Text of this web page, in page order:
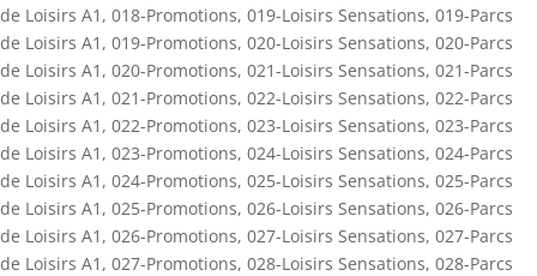
de Loisirs A1 , 018-Promotions, 019-Loisirs Sensations, 019-Parcs
de Loisirs A1 , 019-Promotions, 020-Loisirs Sensations, 020-Parcs
de Loisirs A1 , 020-Promotions, 021-Loisirs Sensations, 021-Parcs
de Loisirs A1 , 021-Promotions, 022-Loisirs Sensations, 022-Parcs
de Loisirs A1 , 022-Promotions, 023-Loisirs Sensations, 023-Parcs
de Loisirs A1 , 023-Promotions, 024-Loisirs Sensations, 024-Parcs
de Loisirs A1 , 024-Promotions, 025-Loisirs Sensations, 025-Parcs
de Loisirs A1 , 025-Promotions, 026-Loisirs Sensations, 026-Parcs
de Loisirs A1 , 026-Promotions, 027-Loisirs Sensations, 027-Parcs
de Loisirs A1 , 027-Promotions, 028-Loisirs Sensations, 028-Parcs